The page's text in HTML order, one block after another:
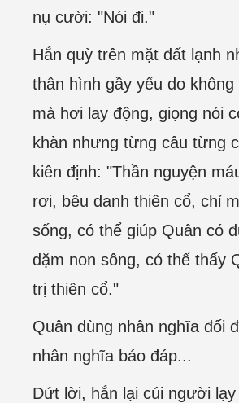
nụ cười: "Nói đi."
Hắn quỳ trên mặt đất lạnh
thân hình gầy yếu do
mà hơi lay động, giọng nói
khàn nhưng từng câu từng
kiên định: "Thần nguyện
rơi, bêu danh thiên cổ, chỉ
sống, có thể giúp Quân có
dặm non sông, có thể thấy
trị thiên cổ."
Quân dùng nhân nghĩa đối
nhân nghĩa báo đáp...
Dứt lời, hắn lại cúi người lạy